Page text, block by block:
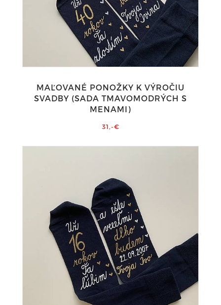
MAĽOVANÉ PONOŽKY K VÝROČIU
SVADBY (SADA TMAVOMODRÝCH S
MENAMI)
31,-€